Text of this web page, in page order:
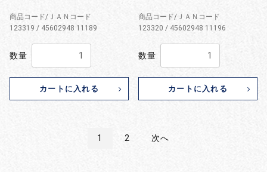
商品コード/ＪＡＮコード
123319 / 45602948 11189
数量
カートに入れる
商品コード/ＪＡＮコード
123320 / 45602948 11196
数量
カートに入れる
1 2 次へ